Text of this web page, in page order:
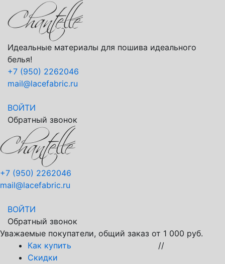
Идеальные материалы для пошива идеального
белья!
+7 (950) 2262046
mail@lacefabric.ru
ВОЙТИ
Обратный звонок
+7 (950) 2262046
mail@lacefabric.ru
ВОЙТИ
Обратный звонок
Уважаемые покупатели, общий заказ от 1 000 руб.
Как купить
Скидки
//